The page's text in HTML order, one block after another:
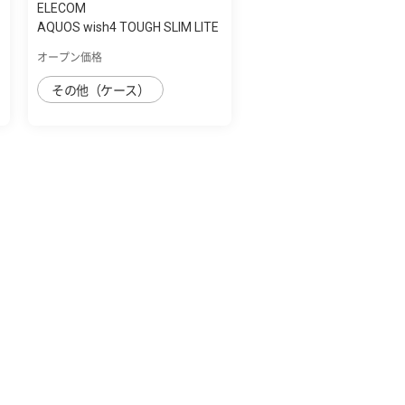
ELECOM
AQUOS wish4 TOUGH SLIM LITE
オープン価格
その他（ケース）